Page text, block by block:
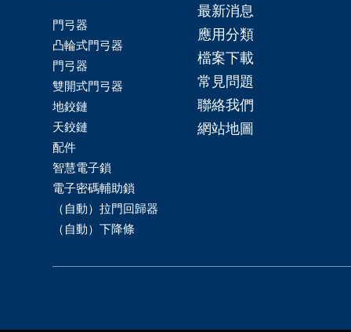
門弓器
凸輪式門弓器
門弓器
雙開式門弓器
地鉸鏈
天鉸鏈
配件
智慧電子鎖
電子密碼輔助鎖
（自動）拉門回歸器
（自動）下降條
最新消息
應用分類
檔案下載
常見問題
聯絡我們
網站地圖